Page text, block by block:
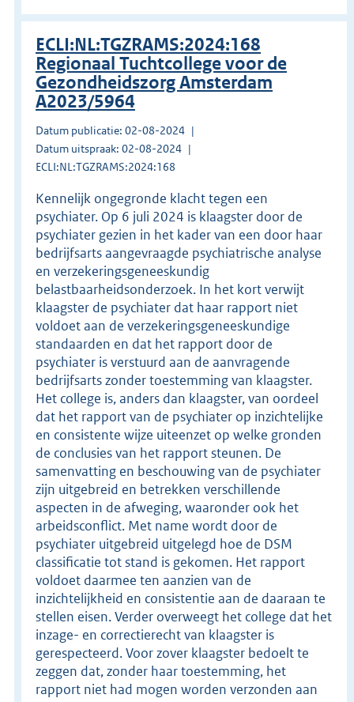
ECLI:NL:TGZRAMS:2024:168
Regionaal Tuchtcollege voor de
Gezondheidszorg Amsterdam
A2023/5964
Datum publicatie: 02-08-2024
Datum uitspraak: 02-08-2024
ECLI:NL:TGZRAMS:2024:168
Kennelijk ongegronde klacht tegen een
psychiater. Op 6 juli 2024 is klaagster door de
psychiater gezien in het kader van een door haar
bedrijfsarts aangevraagde psychiatrische analyse
en verzekeringsgeneeskundig
belastbaarheidsonderzoek. In het kort verwijt
klaagster de psychiater dat haar rapport niet
voldoet aan de verzekeringsgeneeskundige
standaarden en dat het rapport door de
psychiater is verstuurd aan de aanvragende
bedrijfsarts zonder toestemming van klaagster.
Het college is, anders dan klaagster, van oordeel
dat het rapport van de psychiater op inzichtelijke
en consistente wijze uiteenzet op welke gronden
de conclusies van het rapport steunen. De
samenvatting en beschouwing van de psychiater
zijn uitgebreid en betrekken verschillende
aspecten in de afweging, waaronder ook het
arbeidsconflict. Met name wordt door de
psychiater uitgebreid uitgelegd hoe de DSM
classificatie tot stand is gekomen. Het rapport
voldoet daarmee ten aanzien van de
inzichtelijkheid en consistentie aan de daaraan te
stellen eisen. Verder overweegt het college dat het
inzage- en correctierecht van klaagster is
gerespecteerd. Voor zover klaagster bedoelt te
zeggen dat, zonder haar toestemming, het
rapport niet had mogen worden verzonden aan